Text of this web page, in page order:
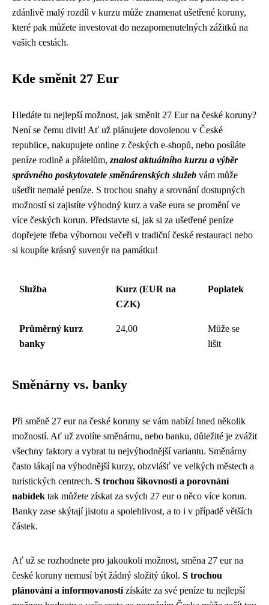
zdánlivě malý rozdíl v kurzu může znamenat ušetřené koruny,
které pak můžete investovat do nezapomenutelných zážitků na
vašich cestách.
Kde směnit 27 Eur
Hledáte tu nejlepší možnost, jak směnit 27 Eur na české koruny?
Není se čemu divit! Ať už plánujete dovolenou v České
republice, nakupujete online z českých e-shopů, nebo posíláte
peníze rodině a přátelům, znalost aktuálního kurzu a výběr
správného poskytovatele směnárenských služeb vám může
ušetřit nemalé peníze. S trochou snahy a srovnání dostupných
možností si zajistíte výhodný kurz a vaše eura se promění ve
více českých korun. Představte si, jak si za ušetřené peníze
dopřejete třeba výbornou večeři v tradiční české restauraci nebo
si koupíte krásný suvenýr na památku!
Služba
Kurz (EUR na
CZK)
Poplatek
Průměrný kurz
banky
24,00
Může se
lišit
Směnárny vs. banky
Při směně 27 eur na české koruny se vám nabízí hned několik
možností. Ať už zvolíte směnárnu, nebo banku, důležité je zvážit
všechny faktory a vybrat tu nejvýhodnější variantu. Směnárny
často lákají na výhodnější kurzy, obzvlášť ve velkých městech a
turistických centrech. S trochou šikovnosti a porovnání
nabídek tak můžete získat za svých 27 eur o něco více korun.
Banky zase skýtají jistotu a spolehlivost, a to i v případě větších
částek.
Ať už se rozhodnete pro jakoukoli možnost, směna 27 eur na
české koruny nemusí být žádný složitý úkol. S trochou
plánování a informovanosti získáte za své peníze tu nejlepší